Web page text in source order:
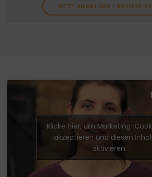
JETZT ANMELDEN /
Klicke hier, um Marketing-
akzeptieren und diesen
aktivieren